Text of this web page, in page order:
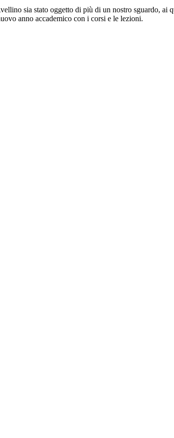
sia stato oggetto di più di un nostro sguardo, ai
anno accademico con i corsi e le lezioni.